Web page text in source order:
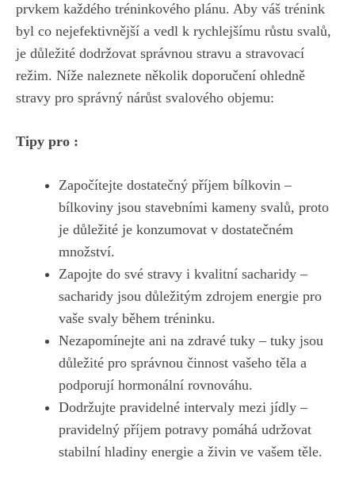
prvkem každého tréninkového plánu. Aby váš trénink
byl co nejefektivnější a vedl k rychlejšímu růstu svalů,
je důležité dodržovat správnou stravu a stravovací
režim. Níže naleznete několik doporučení ohledně
stravy pro správný nárůst svalového objemu:
Tipy pro :
Započítejte dostatečný příjem bílkovin –
bílkoviny jsou stavebními kameny svalů, proto
je důležité je konzumovat v dostatečném
množství.
Zapojte do své stravy i kvalitní sacharidy –
sacharidy jsou důležitým zdrojem energie pro
vaše svaly během tréninku.
Nezapomínejte ani na zdravé tuky – tuky jsou
důležité pro správnou činnost vašeho těla a
podporují hormonální rovnováhu.
Dodržujte pravidelné intervaly mezi jídly –
pravidelný příjem potravy pomáhá udržovat
stabilní hladiny energie a živin ve vašem těle.